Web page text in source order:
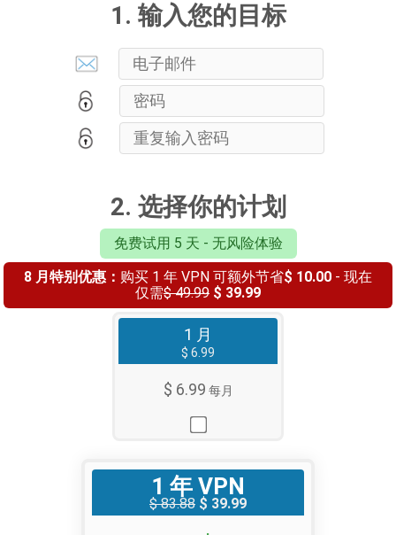
1. 输入您的目标
2. 选择你的计划
免费试用 5 天 - 无风险体验
8 月特别优惠： 购买 1 年 VPN 可额外节省$ 10.00 - 现在
仅需$ 49.99 $ 39.99
1 月
$ 6.99
$ 6.99 每月
1 年 VPN
$ 83.88 $ 39.99